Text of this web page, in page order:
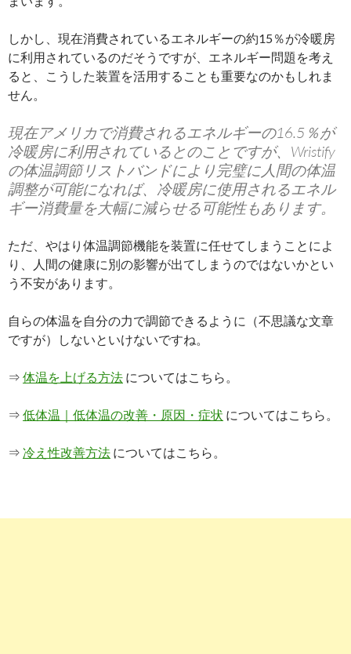
しかし、現在消費されているエネルギーの約15％が冷暖房
に利用されているのだそうですが、エネルギー問題を考え
ると、こうした装置を活用することも重要なのかもしれま
せん。
現在アメリカで消費されるエネルギーの16.5％が
冷暖房に利用されているとのことですが、Wristify
の体温調節リストバンドにより完璧に人間の体温
調整が可能になれば、冷暖房に使用されるエネル
ギー消費量を大幅に減らせる可能性もあります。
ただ、やはり体温調節機能を装置に任せてしまうことによ
り、人間の健康に別の影響が出てしまうのではないかとい
う不安があります。
自らの体温を自分の力で調節できるように（不思議な文章
ですが）しないといけないですね。
⇒ 体温を上げる方法 についてはこちら。
⇒ 低体温｜低体温の改善・原因・症状 についてはこちら。
⇒ 冷え性改善方法 についてはこちら。